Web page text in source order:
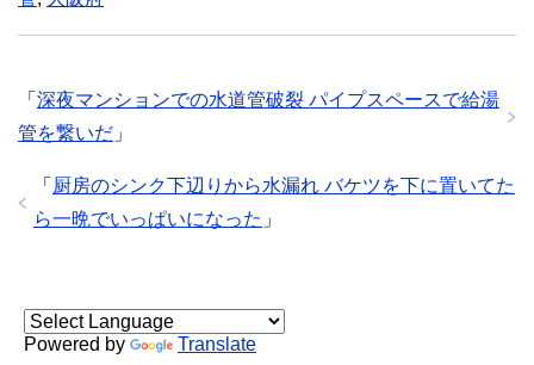
「 深夜マンションでの水道管破裂 パイプスペースで給湯
管を繋いだ 」
「 厨房のシンク下辺りから水漏れ バケツを下に置いてた
ら一晩でいっぱいになった 」
Powered by Translate